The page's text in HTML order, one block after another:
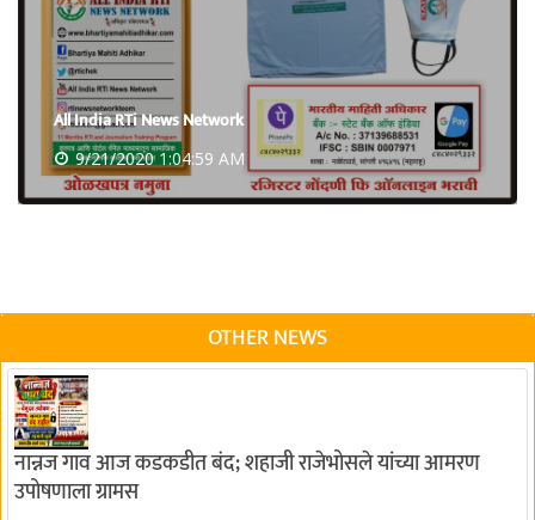
All India RTi News Network
9/21/2020 1:04:59 AM
OTHER NEWS
नान्नज गाव आज कडकडीत बंद; शहाजी राजेभोसले यांच्या आमरण
उपोषणाला ग्रामस